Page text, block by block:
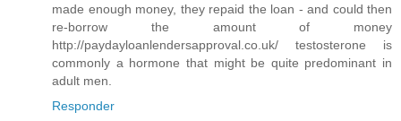
made enough money, they repaid the loan - and could then
re-borrow the amount of money
http://paydayloanlendersapproval.co.uk/ testosterone is
commonly a hormone that might be quite predominant in
adult men.
Responder